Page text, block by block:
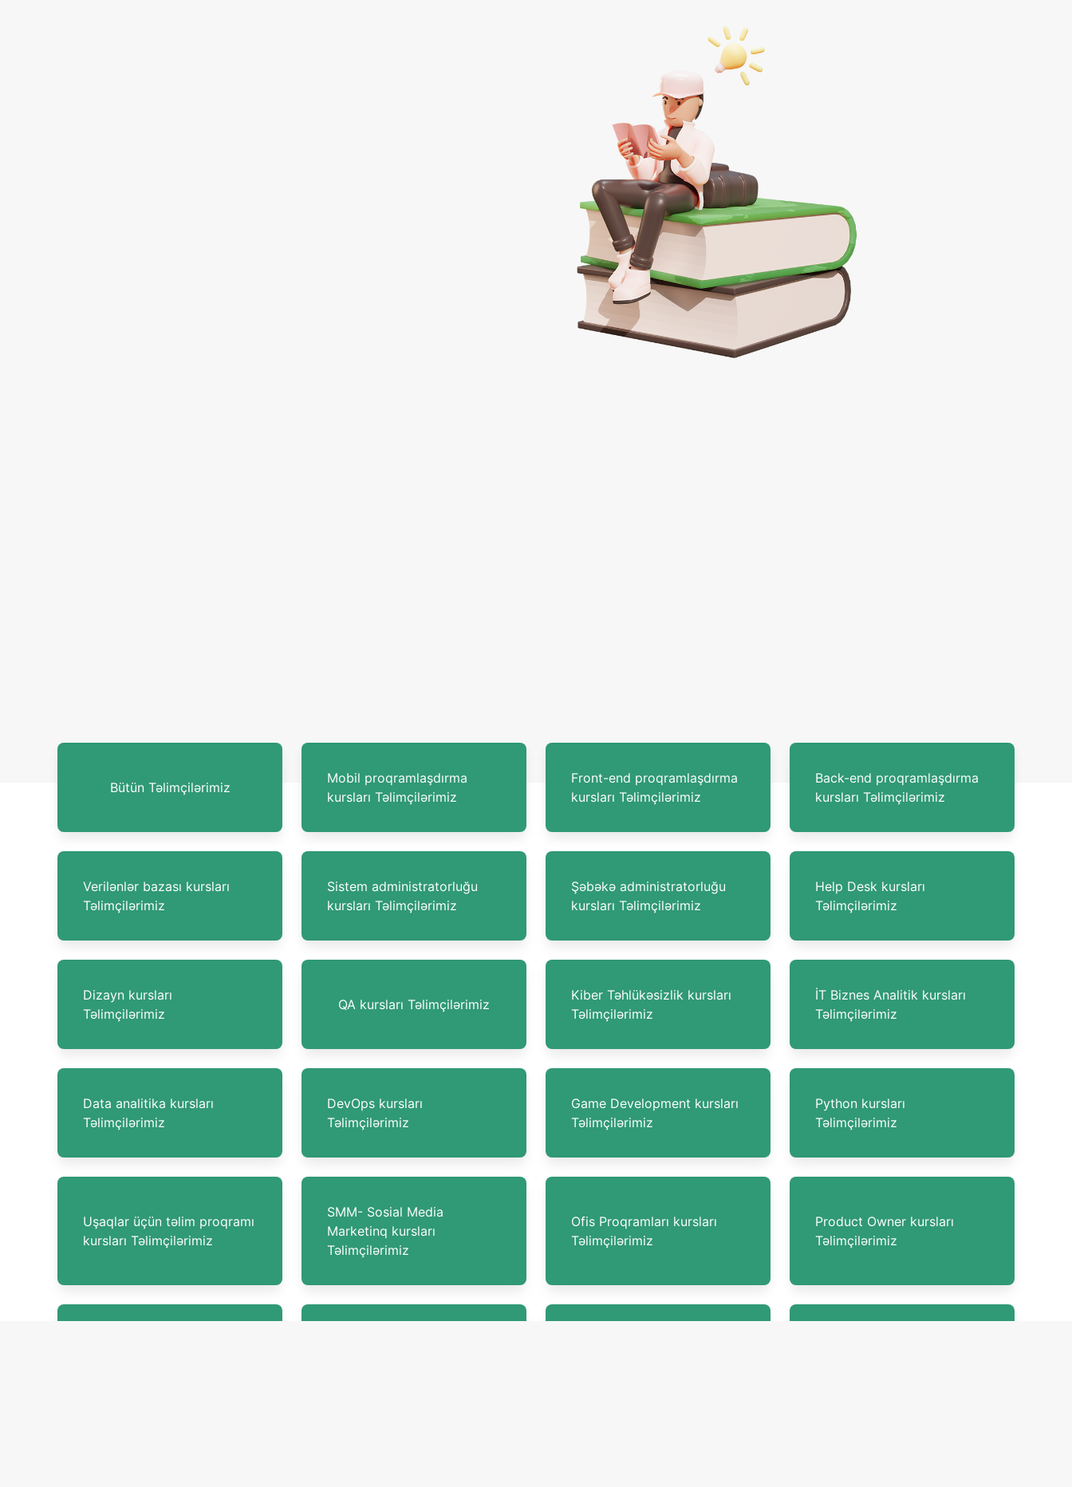
Bütün Təlimçilərimiz
Mobil proqramlaşdırma
kursları Təlimçilərimiz
Front-end proqramlaşdırma
kursları Təlimçilərimiz
Back-end proqramlaşdırma
kursları Təlimçilərimiz
Verilənlər bazası kursları
Təlimçilərimiz
Sistem administratorluğu
kursları Təlimçilərimiz
Şəbəkə administratorluğu
kursları Təlimçilərimiz
Help Desk kursları
Təlimçilərimiz
Dizayn kursları
Təlimçilərimiz
QA kursları Təlimçilərimiz
Kiber Təhlükəsizlik kursları
Təlimçilərimiz
İT Biznes Analitik kursları
Təlimçilərimiz
Data analitika kursları
Təlimçilərimiz
DevOps kursları
Təlimçilərimiz
Game Development kursları
Təlimçilərimiz
Python kursları
Təlimçilərimiz
Uşaqlar üçün təlim proqramı
kursları Təlimçilərimiz
SMM- Sosial Media
Marketinq kursları
Təlimçilərimiz
Ofis Proqramları kursları
Təlimçilərimiz
Product Owner kursları
Təlimçilərimiz